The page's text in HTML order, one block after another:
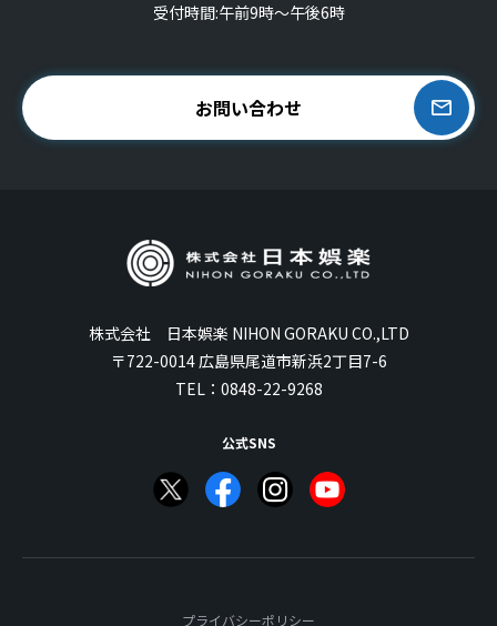
受付時間:午前9時〜午後6時
お問い合わせ
株式会社 日本娯楽 NIHON GORAKU CO.,LTD
〒722-0014 広島県尾道市新浜2丁目7-6
TEL： 0848-22-9268
公式SNS
プライバシーポリシー